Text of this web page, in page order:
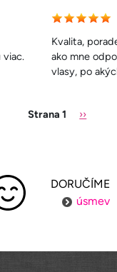
viac.
Kvalita,
ako mne
vlasy, po
Strana 1 Ďalšia
››
DORUČÍME
úsmev